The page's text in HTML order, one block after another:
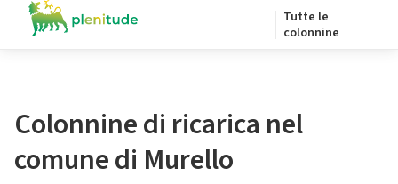
Tutte le
colonnine
Colonnine di ricarica nel
comune di Murello